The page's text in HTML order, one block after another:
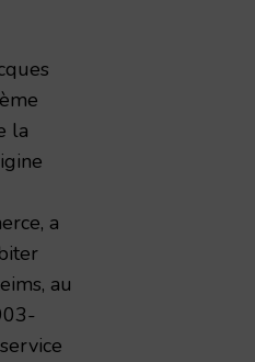
la
a
au